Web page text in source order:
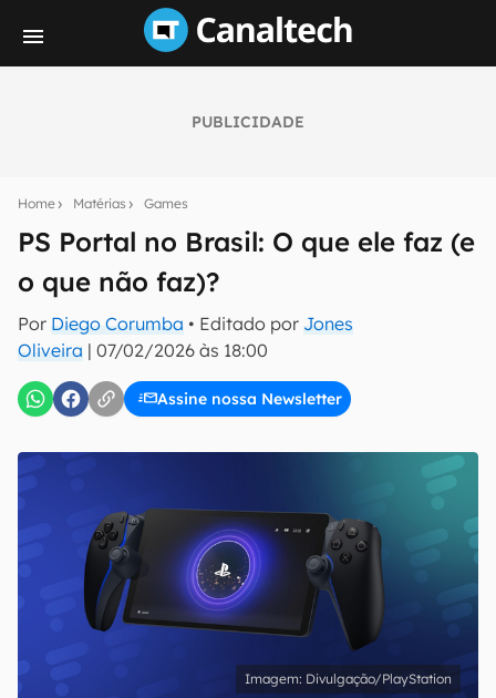
PUBLICIDADE
Home Matérias Games
PS Portal no Brasil: O que ele faz (e
o que não faz)?
Por Diego Corumba • Editado por Jones
Oliveira | 07/02/2026 às 18:00
Assine nossa Newsletter
notícias e reviews sobre tecnologia em primeira
mão.
E-mail
Divulgação/PlayStation